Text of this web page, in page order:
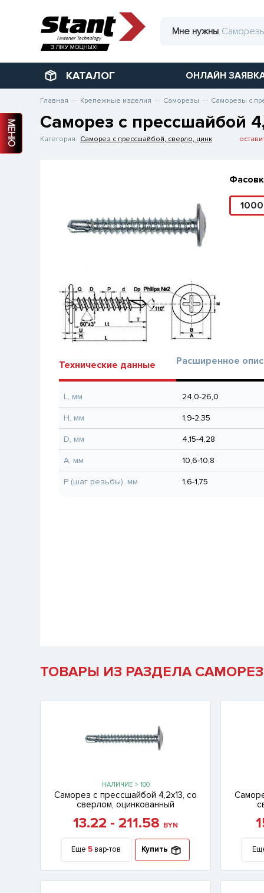
Мне нужны
КАТАЛОГ ОНЛАЙН
МЕНЮ
Главная Крепежные изделия Саморезы Саморезы с
Саморез с прессшайбой
Категория: Саморез с прессшайбой, сверло, цинк
Технические данные Расширенное
L, мм 24,0-26,0
H, мм 1,9-2,35
D, мм 4,15-4,28
A, мм 10,6-10,8
P (шаг резьбы), мм 1,6-1,75
ТОВАРЫ ИЗ РАЗДЕЛА
НАЛИЧИЕ > 100
Саморез с прессшайбой 4,2х13, со
сверлом, оцинкованный
13.22 - 211.58 BYN
Еще 5вар-тов Купить